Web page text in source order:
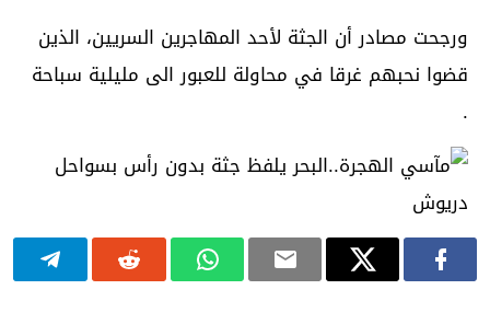
ورجحت مصادر أن الجثة لأحد المهاجرين السريين، الذين
قضوا نحبهم غرقا في محاولة للعبور الى مليلية سباحة
.